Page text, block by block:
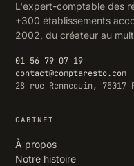
L'expert-comptable des
+300 établissements
2002, du créateur au
01 56 79 07 19
contact@comptaresto.com
28 rue Rennequin, 75017
CABINET
À propos
Notre histoire